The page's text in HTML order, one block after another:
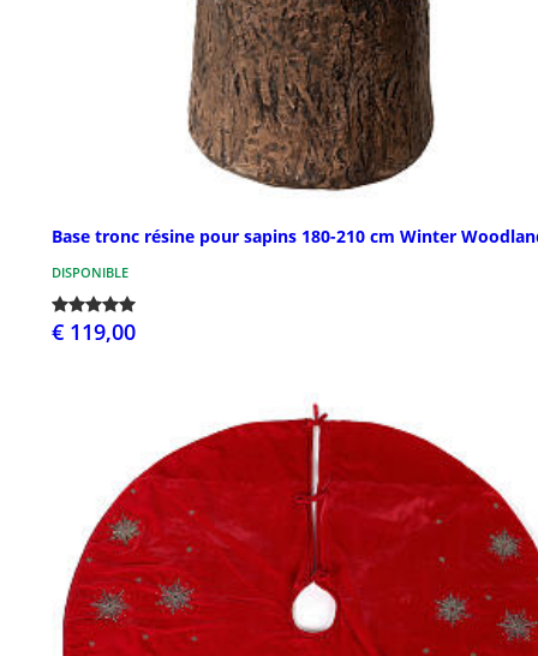
Base tronc résine pour sapins 180-210 cm Winter
DISPONIBLE
€ 119,00